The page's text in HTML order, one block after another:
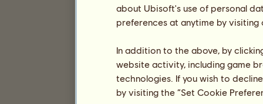
about Ubisoft's use of personal
preferences at anytime by
In addition to the above, by
website activity, including game
technologies. If you wish to
by visiting the “Set Cookie